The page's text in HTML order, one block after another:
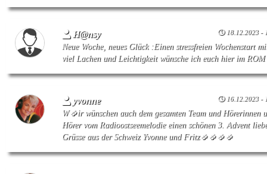
H@nsy 18.12.2023 -
Neue Woche, neues Glück :Einen stressfreien Wochenstart
viel Lachen und Leichtigkeit wünsche ich euch hier im ROM
yvonne 16.12.2023 -
W🍀ir wünschen auch dem gesamten Team und Hörerinnen
Hörer vom Radioostseemelodie einen schönen 3. Advent
Grüsse aus der Schweiz Yvonne und Fritz🍀🍀🍀🍀